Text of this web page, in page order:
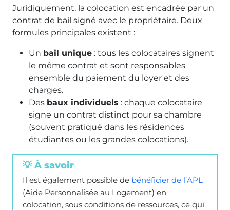
Juridiquement, la colocation est encadrée par un
contrat de bail signé avec le propriétaire. Deux
formules principales existent :
Un bail unique : tous les colocataires signent
le même contrat et sont responsables
ensemble du paiement du loyer et des
charges.
Des baux individuels : chaque colocataire
signe un contrat distinct pour sa chambre
(souvent pratiqué dans les résidences
étudiantes ou les grandes colocations).
💡 À savoir
Il est également possible de bénéficier de l’APL
(Aide Personnalisée au Logement) en
colocation, sous conditions de ressources, ce qui